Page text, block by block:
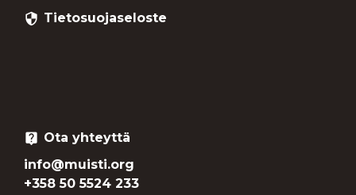
security Tietosuojaseloste
live_help Ota yhteyttä
info@muisti.org
+358 50 5524 233